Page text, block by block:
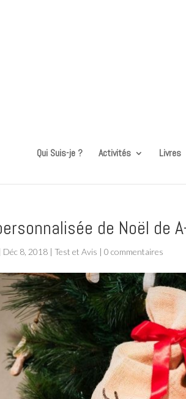
Qui Suis-je ? Activités Livres
de Noël de
Déc 8, 2018 |Test et Avis |0 commentaires